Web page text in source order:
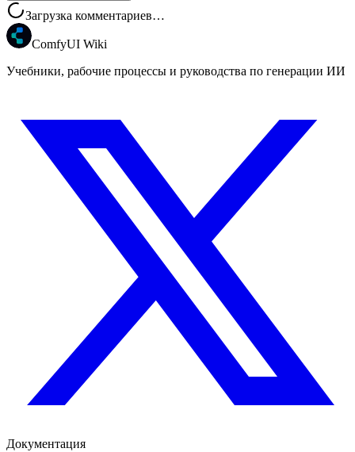
Загрузка комментариев…
ComfyUI Wiki
Учебники, рабочие процессы и руководства по генерации ИИ
Документация